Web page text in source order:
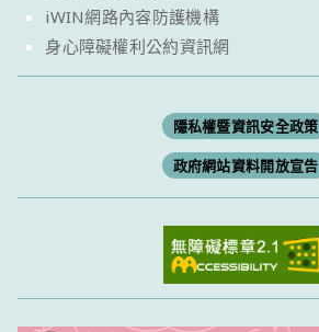
iWIN網路內容防護機構
身心障礙權利公約資訊網
隱私權暨資訊安全政策
政府網站資料開放宣告